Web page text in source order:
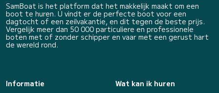
SamBoat is het platform dat het makkelijk maakt om een
boot te huren. U vindt er de perfecte boot voor een
dagtocht of een zeilvakantie, en dit tegen de beste prijs.
Vergelijk meer dan 50 000 particuliere en professionele
boten met of zonder schipper en vaar met een gerust hart
de wereld rond.
Informatie
Wat kan ik huren